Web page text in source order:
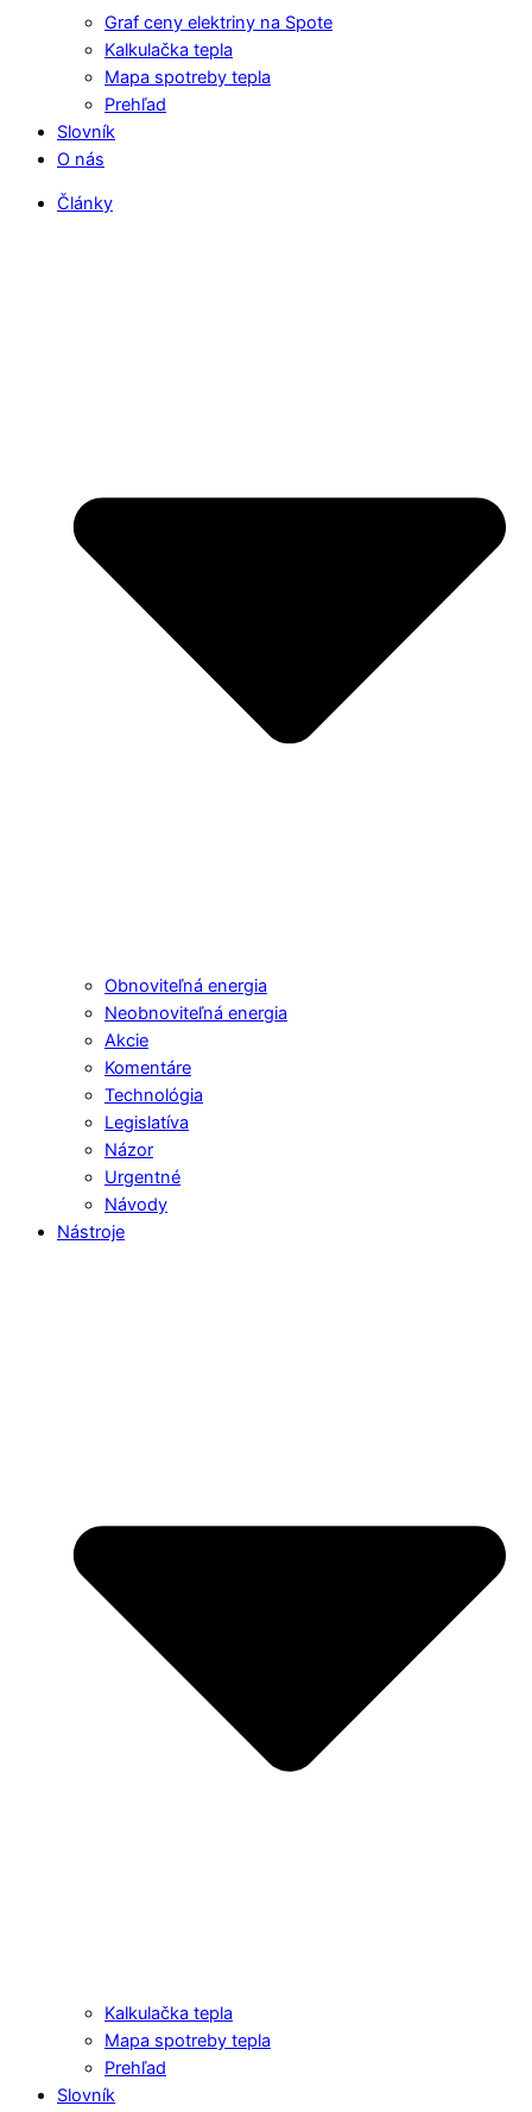
Graf ceny elektriny na Spote
Kalkulačka tepla
Mapa spotreby tepla
Prehľad
Slovník
O nás
Články
Obnoviteľná energia
Neobnoviteľná energia
Akcie
Komentáre
Technológia
Legislatíva
Názor
Urgentné
Návody
Nástroje
Kalkulačka tepla
Mapa spotreby tepla
Prehľad
Slovník